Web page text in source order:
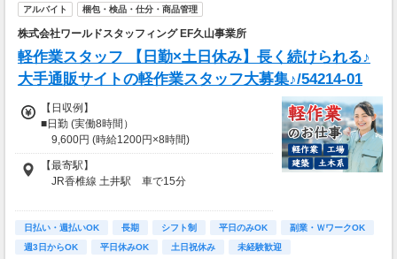
アルバイト 梱包・検品・仕分・商品管理
株式会社ワールドスタッフィング EF久山事業所
軽作業スタッフ 【日勤×土日休み】長く続けられる♪
大手通販サイトの軽作業スタッフ大募集♪/54214-01
【日収例】
■日勤 (実働8時間）
9,600円 (時給1200円×8時間)
【月収例】
■日勤
★全シフト社会保険必須
【最寄駅】
JR香椎線 土井駅 車で15分
【勤務地】
福岡県糟屋郡久山町大字山田2761-41
CBRE IM 福岡久山
日払い・週払いOK 長期 シフト制 平日のみOK
副業・ＷワークOK
週3日からOK
平日休みOK 土日祝休み 未経験歓迎